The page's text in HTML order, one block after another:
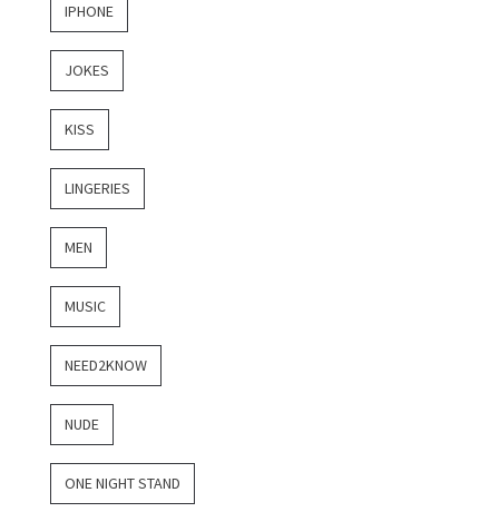
IPHONE
JOKES
KISS
LINGERIES
MEN
MUSIC
NEED2KNOW
NUDE
ONE NIGHT STAND